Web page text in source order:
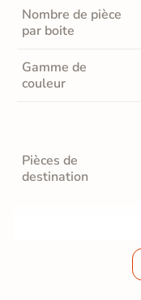
Nombre de pièce
par boite
Gamme de
couleur
Pièces de
destination